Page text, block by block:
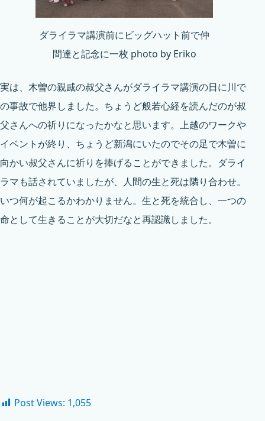
ダライラマ講演前にビッグハット前で仲
間達と記念に一枚 photo by Eriko
実は、木曽の親戚の叔父さんがダライラマ講演の日に川で
の事故で他界しました。ちょうど般若心経を読んだのが叔
父さんへの祈りになったかなと思います。上越のワークや
イベントが終り、ちょうど新潟にいたのでその足で木曽に
向かい叔父さんに祈りを捧げることができました。ダライ
ラマも話されていましたが、人間の生と死は隣り合わせ。
いつ何が起こるかわかりません。生と死を統合し、一つの
命として生きることが大切だなと再認識しました。
Post Views: 1,055